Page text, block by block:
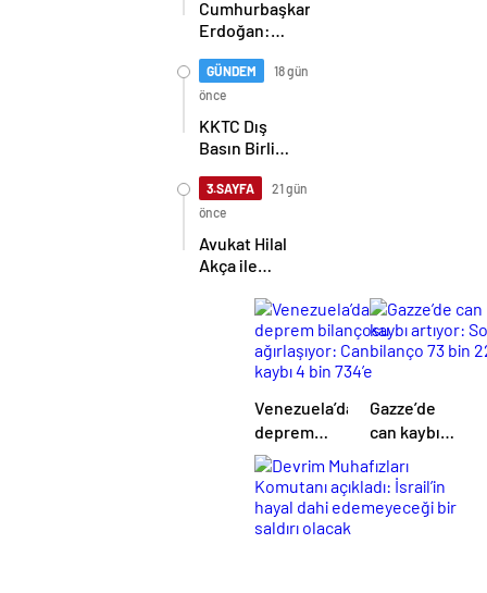
Cumhurbaşkanı
Erdoğan:
halkını asla
yalnız
bırakmayacağız
GÜNDEM
18 gün
önce
KKTC Dış
Basın Birliği,
TDGF
arasında İş
Birliği
protokolü
imzalandı
3.SAYFA
21 gün
önce
Avukat Hilal
Akça ile
Albayrak
dünya evine
Venezuela’da
deprem
bilançosu
ağırlaşıyor:
Can kaybı 4
bin 734’e
Gazze’de
can kaybı
artıyor: Son
bilanço 73
bin 221